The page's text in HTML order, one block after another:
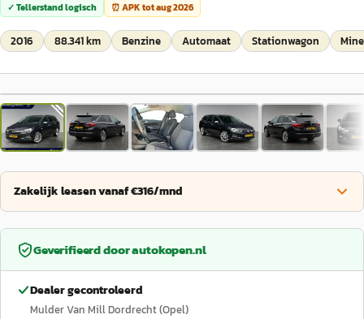
✓ Tellerstand logisch ⏰ APK totaug 2026
2016 88.341 km Benzine Automaat Stationwagon
1/29
Zakelijk leasen vanaf €316/mnd
Geverifieerd doorautokopen.nl
Dealer gecontroleerd
Mulder Van Mill Dordrecht (Opel)